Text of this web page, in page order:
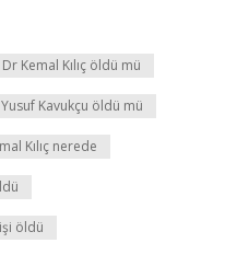
Dr Kemal Kılıç öldü mü
Kavukçu öldü mü
Kılıç nerede
öldü